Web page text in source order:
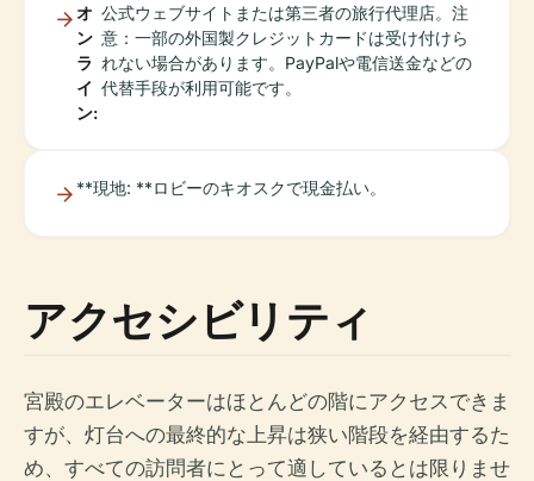
オ
ン
ラ
イ
ン:
公式ウェブサイトまたは第三者の旅行代理店。注
意：一部の外国製クレジットカードは受け付けら
れない場合があります。PayPalや電信送金などの
代替手段が利用可能です。
**現地: **ロビーのキオスクで現金払い。
アクセシビリティ
宮殿のエレベーターはほとんどの階にアクセスできま
すが、灯台への最終的な上昇は狭い階段を経由するた
め、すべての訪問者にとって適しているとは限りませ